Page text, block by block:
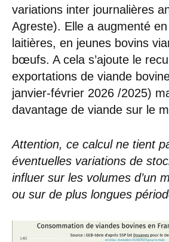
variations inter journalières
Agreste). Elle a augmenté
laitières, en jeunes bovins
bœufs. A cela s’ajoute le
exportations de viande
janvier-février 2026 /2025)
davantage de viande sur le
Attention, ce calcul ne tient
éventuelles variations de
influer sur les volumes d’un
ou sur de plus longues